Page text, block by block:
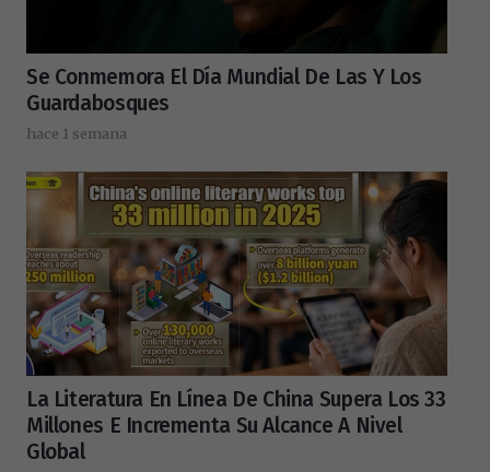
Se Conmemora El Día Mundial De Las Y Los
Guardabosques
hace 1 semana
La Literatura En Línea De China Supera Los 33
Millones E Incrementa Su Alcance A Nivel
Global